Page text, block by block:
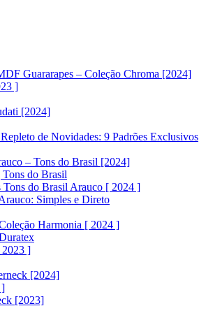
Guararapes – Coleção Chroma [2024]
]
[2024]
de Novidades: 9 Padrões Exclusivos
– Tons do Brasil [2024]
do Brasil
Tons do Brasil Arauco [ 2024 ]
Simples e Direto
Harmonia [ 2024 ]
]
[2024]
]
[2023]